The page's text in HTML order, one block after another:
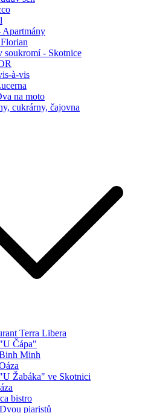
soukromí - Skotnice
à-vis
na moto
cukrárny, čajovna
Terra Libera
Čápa"
Minh
Žabáka" ve Skotnici
bistro
piaristů